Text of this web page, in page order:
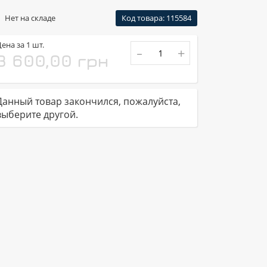
Нет на складе Код товара: 115584
за 1 шт.
600,00 грн - +
товар закончился, пожалуйста,
другой.